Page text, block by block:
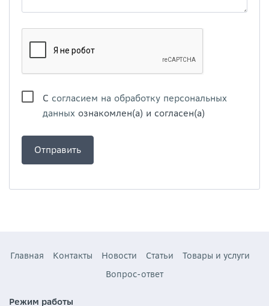
С согласием на обработку персональных
данных ознакомлен(а) и согласен(а)
Главная Контакты Новости Статьи
Товары и услуги
Вопрос-ответ
Режим работы